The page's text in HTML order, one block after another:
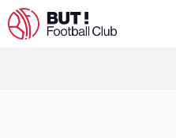
Aller
au